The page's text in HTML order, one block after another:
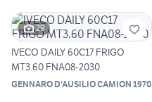
29
IVECO DAILY 60C17 FRIGO
MT3.60 FNA08-2030
GENNARO D'AUSILIO CAMION 1970